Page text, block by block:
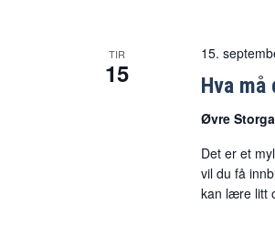
TIR
15
15.
Hva
Øvre
Det er et
vil du få
kan lære litt